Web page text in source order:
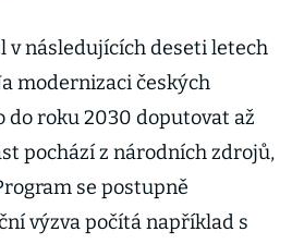
v následujících deseti letech
modernizaci českých
do roku 2030 doputovat až
pochází z národních zdrojů,
se postupně
výzva počítá například s